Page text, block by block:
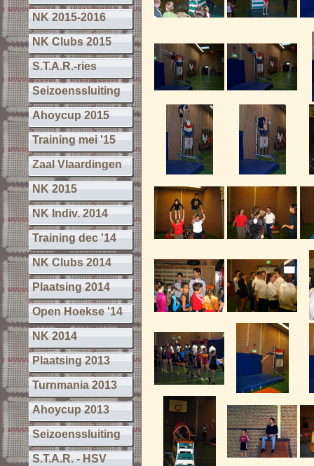
NK 2015-2016
NK Clubs 2015
S.T.A.R.-ries
Seizoenssluiting
Ahoycup 2015
Training mei '15
Zaal Vlaardingen
NK 2015
NK Indiv. 2014
Training dec '14
NK Clubs 2014
Plaatsing 2014
Open Hoekse '14
NK 2014
Plaatsing 2013
Turnmania 2013
Ahoycup 2013
Seizoenssluiting
S.T.A.R. - HSV